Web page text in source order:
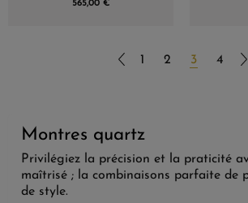
565,00 €
1 2 3 4
Montres quartz
Privilégiez la précision et la praticité
maîtrisé ; la combinaisons parfaite de
de style.